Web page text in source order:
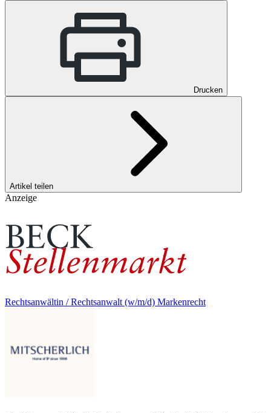
Drucken
Artikel teilen
Anzeige
Rechtsanwältin / Rechtsanwalt (w/m/d) Markenrecht